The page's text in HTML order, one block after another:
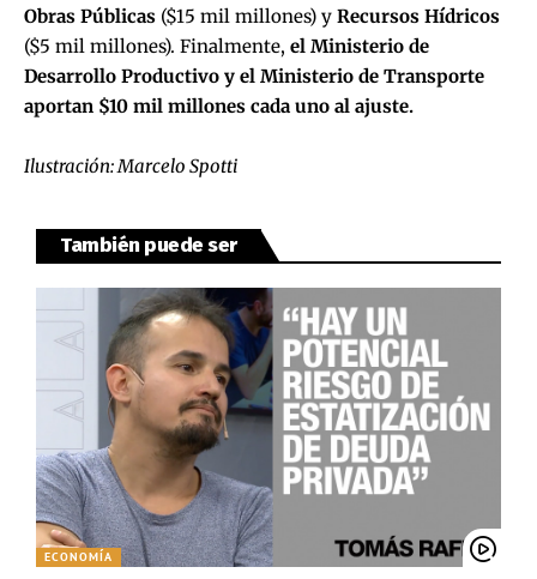
Obras Públicas ($15 mil millones) y Recursos Hídricos
($5 mil millones). Finalmente, el Ministerio de
Desarrollo Productivo y el Ministerio de Transporte
aportan $10 mil millones cada uno al ajuste.
Ilustración: Marcelo Spotti
También puede ser
ECONOMÍA